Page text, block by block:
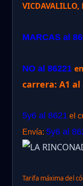
VICDAVALILLO,
MARCAS al
NO al 86221
carrera: A1 al
5y6 al 8621 el
Envía: 5y6 al
Tarifa máxima del